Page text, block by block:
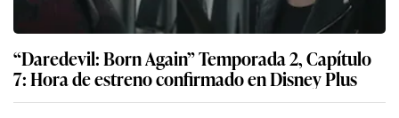
“Daredevil: Born Again” Temporada 2, Capítulo
7: Hora de estreno confirmado en Disney Plus